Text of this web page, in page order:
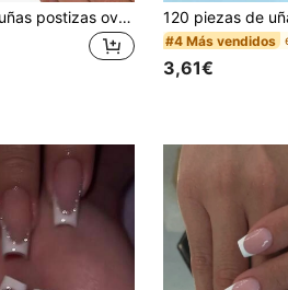
24 piezas de uñas postizas ovaladas cortas con lunares, el arte de uñas con lunares hace que las puntas de los dedos brillen, adecuado para fiestas, bailes y uso diario
#4 Más vendidos
3,61€